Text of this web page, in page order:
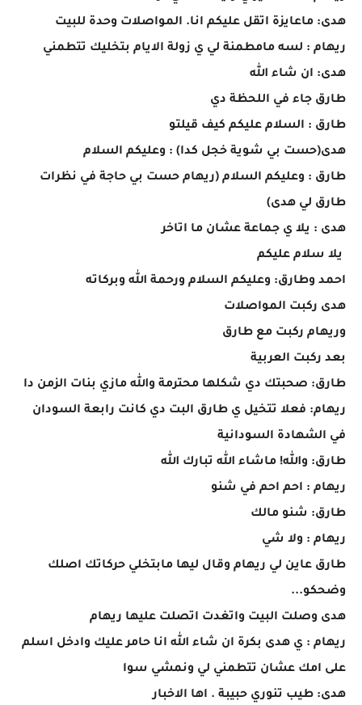
هدى: ماعايزة اتقل عليكم انا. المواصلات وحدة للبيت
ريهام : لسه مامطمنة لي ي زولة الايام بتخليك تتطمني
هدى: ان شاء الله
طارق جاء في اللحظة دي
طارق : السلام عليكم كيف قيلتو
هدى(حست بي شوية خجل كدا) : وعليكم السلام
طارق : وعليكم السلام (ريهام حست بي حاجة في نظرات
طارق لي هدى)
هدى : يلا ي جماعة عشان ما اتاخر
يلا سلام عليكم
احمد وطارق: وعليكم السلام ورحمة الله وبركاته
هدى ركبت المواصلات
وريهام ركبت مع طارق
بعد ركبت العربية
طارق: صحبتك دي شكلها محترمة والله مازي بنات الزمن دا
ريهام: فعلا تتخيل ي طارق البت دي كانت رابعة السودان
في الشهادة السودانية
طارق: والله! ماشاء الله تبارك الله
ريهام : احم احم في شنو
طارق: شنو مالك
ريهام : ولا شي
طارق عاين لي ريهام وقال ليها مابتخلي حركاتك اصلك
وضحكو...
هدى وصلت البيت واتغدت اتصلت عليها ريهام
ريهام : ي هدى بكرة ان شاء الله انا حامر عليك وادخل اسلم
على امك عشان تتطمني لي ونمشي سوا
هدى: طيب تنوري حبيبة . اها الاخبار